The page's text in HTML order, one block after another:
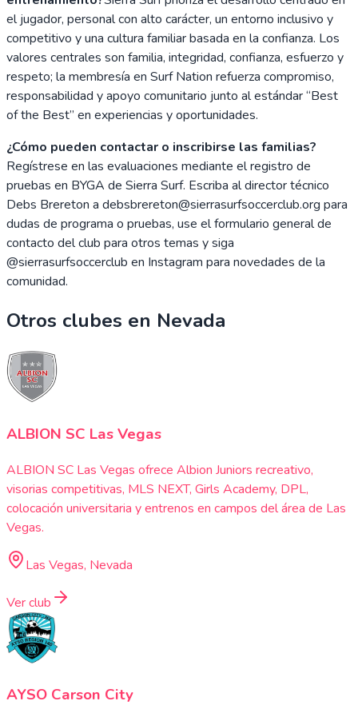
el jugador, personal con alto carácter, un entorno inclusivo y
competitivo y una cultura familiar basada en la confianza. Los
valores centrales son familia, integridad, confianza, esfuerzo y
respeto; la membresía en Surf Nation refuerza compromiso,
responsabilidad y apoyo comunitario junto al estándar “Best
of the Best” en experiencias y oportunidades.
¿Cómo pueden contactar o inscribirse las familias?
Regístrese en las evaluaciones mediante el registro de
pruebas en BYGA de Sierra Surf. Escriba al director técnico
Debs Brereton a debsbrereton@sierrasurfsoccerclub.org para
dudas de programa o pruebas, use el formulario general de
contacto del club para otros temas y siga
@sierrasurfsoccerclub en Instagram para novedades de la
comunidad.
Otros clubes en Nevada
ALBION SC Las Vegas
ALBION SC Las Vegas ofrece Albion Juniors recreativo,
visorias competitivas, MLS NEXT, Girls Academy, DPL,
colocación universitaria y entrenos en campos del área de Las
Vegas.
Las Vegas, Nevada
Ver club
AYSO Carson City